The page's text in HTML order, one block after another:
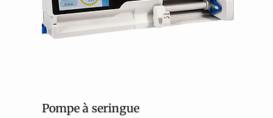
Aperçu rapide
Pompe à seringue